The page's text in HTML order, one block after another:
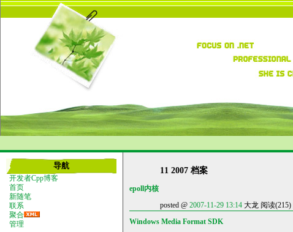
导航
开发者Cpp博客
首页
新随笔
联系
聚合
管理
11 2007 档案
epoll内核
posted @ 2007-11-29 13:14 大龙 阅读(215) |
Windows Media Format SDK